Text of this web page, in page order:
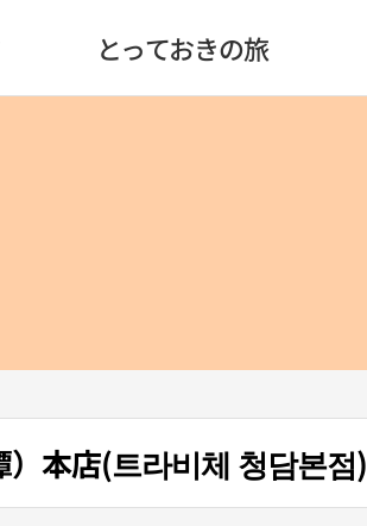
とっておきの旅
本店(트라비체 청담본점)